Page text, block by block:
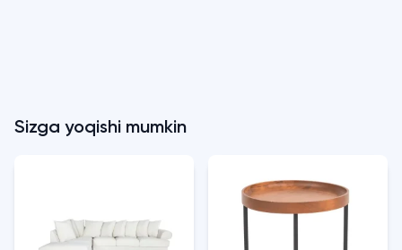
Sizga yoqishi mumkin